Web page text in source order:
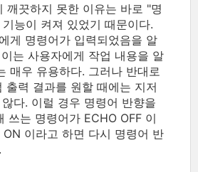
깨끗하지 못한 이유는 바로 "명
능이 켜져 있었기 때문이다.
게 명령어가 입력되었음을 알
는 사용자에게 작업 내용을 알
매우 유용하다. 그러나 반대로
출력 결과를 원할 때에는 지저
다. 이럴 경우 명령어 반향을
쓰는 명령어가 ECHO OFF 이
이라고 하면 다시 명령어 반